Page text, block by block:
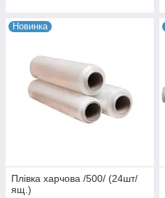
Новинка
Плівка харчова /500/ (24шт/
ящ.)